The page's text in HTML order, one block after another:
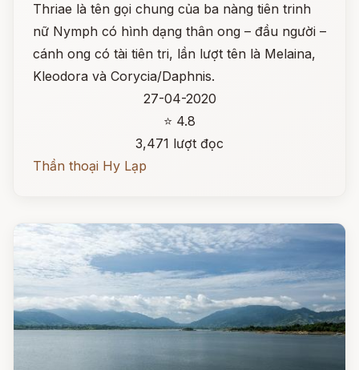
Thriae là tên gọi chung của ba nàng tiên trinh
nữ Nymph có hình dạng thân ong – đầu người –
cánh ong có tài tiên tri, lần lượt tên là Melaina,
Kleodora và Corycia/Daphnis.
27-04-2020
⭐ 4.8
3,471 lượt đọc
Thần thoại Hy Lạp